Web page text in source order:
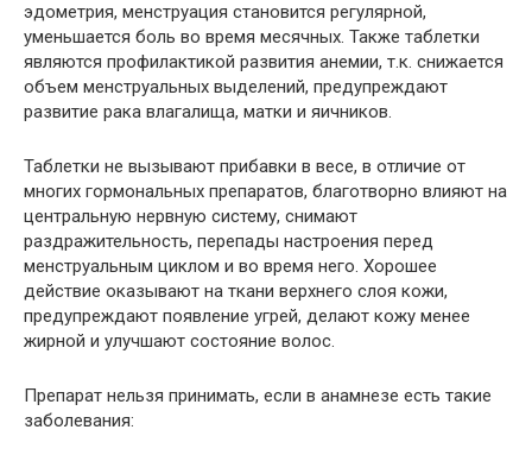
эдометрия, менструация становится регулярной,
уменьшается боль во время месячных. Также таблетки
являются профилактикой развития анемии, т.к. снижается
объем менструальных выделений, предупреждают
развитие рака влагалища, матки и яичников.
Таблетки не вызывают прибавки в весе, в отличие от
многих гормональных препаратов, благотворно влияют на
центральную нервную систему, снимают
раздражительность, перепады настроения перед
менструальным циклом и во время него. Хорошее
действие оказывают на ткани верхнего слоя кожи,
предупреждают появление угрей, делают кожу менее
жирной и улучшают состояние волос.
Препарат нельзя принимать, если в анамнезе есть такие
заболевания: